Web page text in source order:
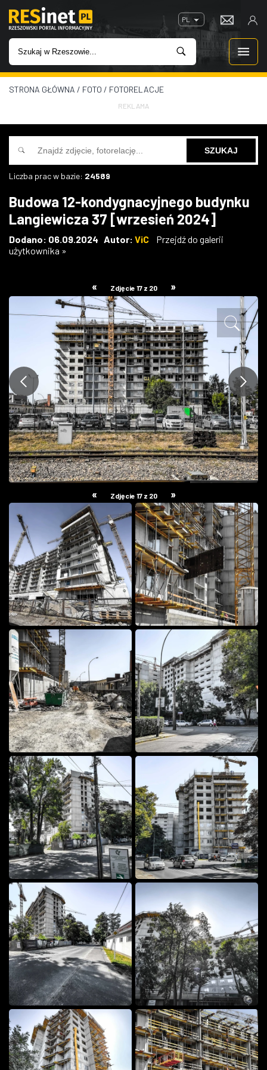
PL
WIADOMOŚCI
INWESTYCJE
IMPREZY
W KINACH
GASTRONOMIA
W RZESZOWIE
STRONA GŁÓWNA / FOTO / FOTORELACJE
REKLAMA
Liczba prac w bazie: 24589
Budowa 12-kondygnacyjnego budynku
Langiewicza 37 [wrzesień 2024]
Dodano: 06.09.2024 Autor: ViC
Przejdź do galerii
użytkownika »
« Zdjęcie 17 z 20 »
« Zdjęcie 17 z 20 »